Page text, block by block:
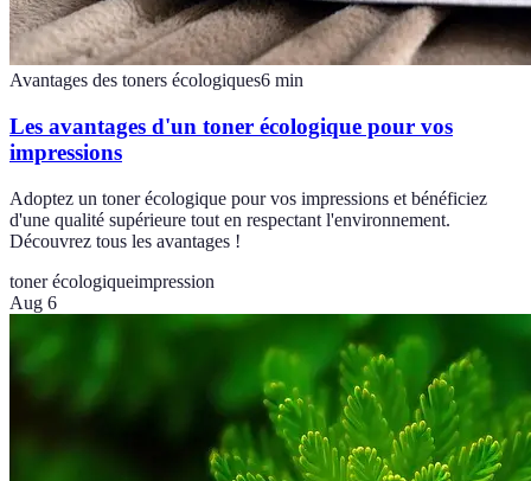
Avantages des toners écologiques6 min
Les avantages d'un toner écologique pour vos
impressions
Adoptez un toner écologique pour vos impressions et bénéficiez
d'une qualité supérieure tout en respectant l'environnement.
Découvrez tous les avantages !
toner écologiqueimpression
Aug 6